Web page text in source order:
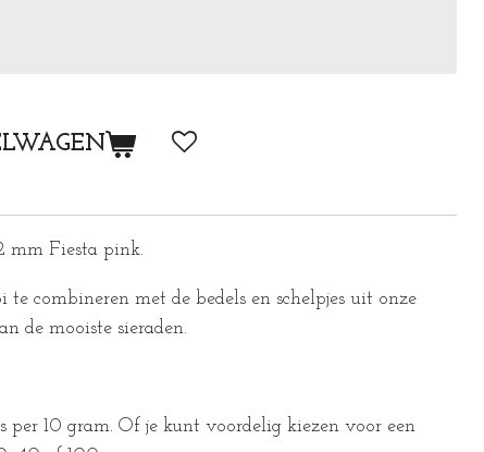
mm Fiesta pink.
te combineren met de bedels en schelpjes uit onze
de mooiste sieraden.
per 10 gram. Of je kunt voordelig kiezen voor een